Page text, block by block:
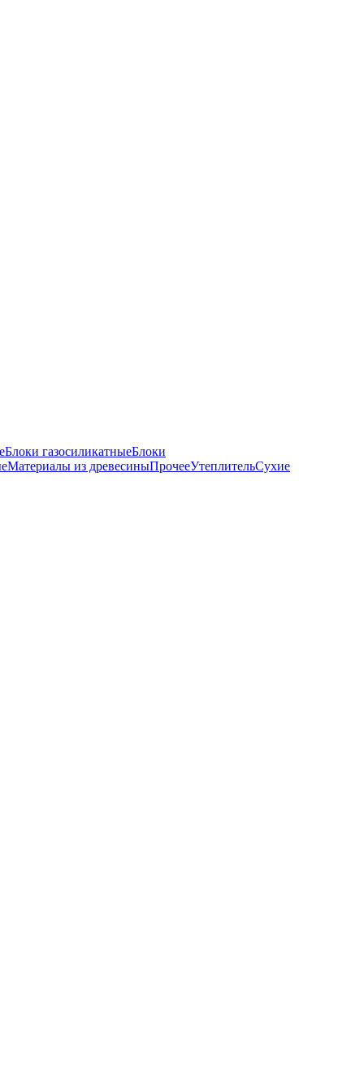
Блоки газосиликатныеБлоки
Материалы из древесиныПрочееУтеплительСухие